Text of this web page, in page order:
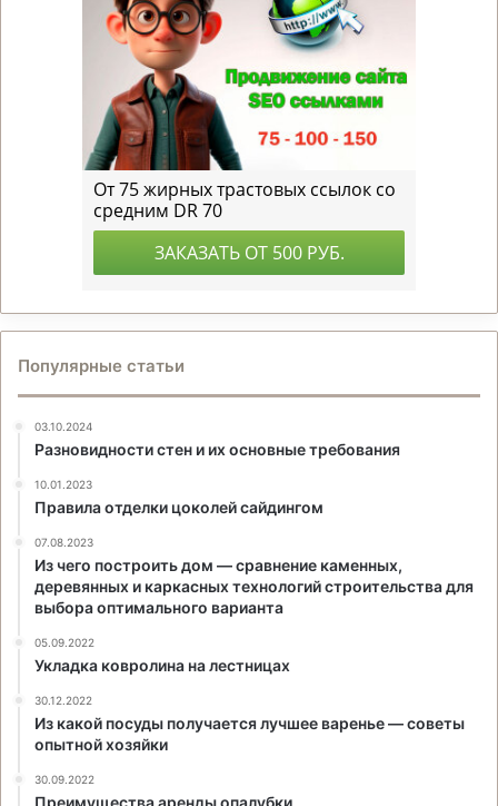
Популярные статьи
03.10.2024
Разновидности стен и их основные требования
10.01.2023
Правила отделки цоколей сайдингом
07.08.2023
Из чего построить дом — сравнение каменных,
деревянных и каркасных технологий строительства для
выбора оптимального варианта
05.09.2022
Укладка ковролина на лестницах
30.12.2022
Из какой посуды получается лучшее варенье — советы
опытной хозяйки
30.09.2022